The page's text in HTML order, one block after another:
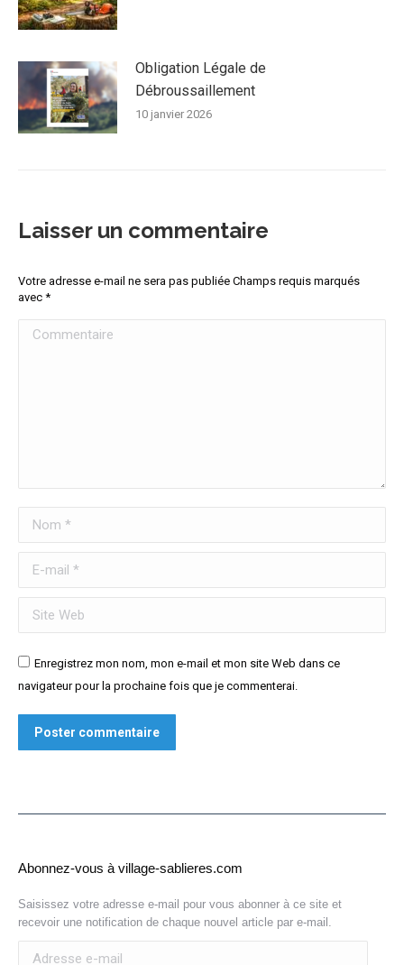
Obligation Légale de
Débroussaillement
10 janvier 2026
Laisser un commentaire
Votre adresse e-mail ne sera pas publiée Champs requis marqués
avec *
Commentaire
Nom *
E-mail *
Site Web
Enregistrez mon nom, mon e-mail et mon site Web dans ce
navigateur pour la prochaine fois que je commenterai.
Poster commentaire
Abonnez-vous à village-sablieres.com
Saisissez votre adresse e-mail pour vous abonner à ce site et
recevoir une notification de chaque nouvel article par e-mail.